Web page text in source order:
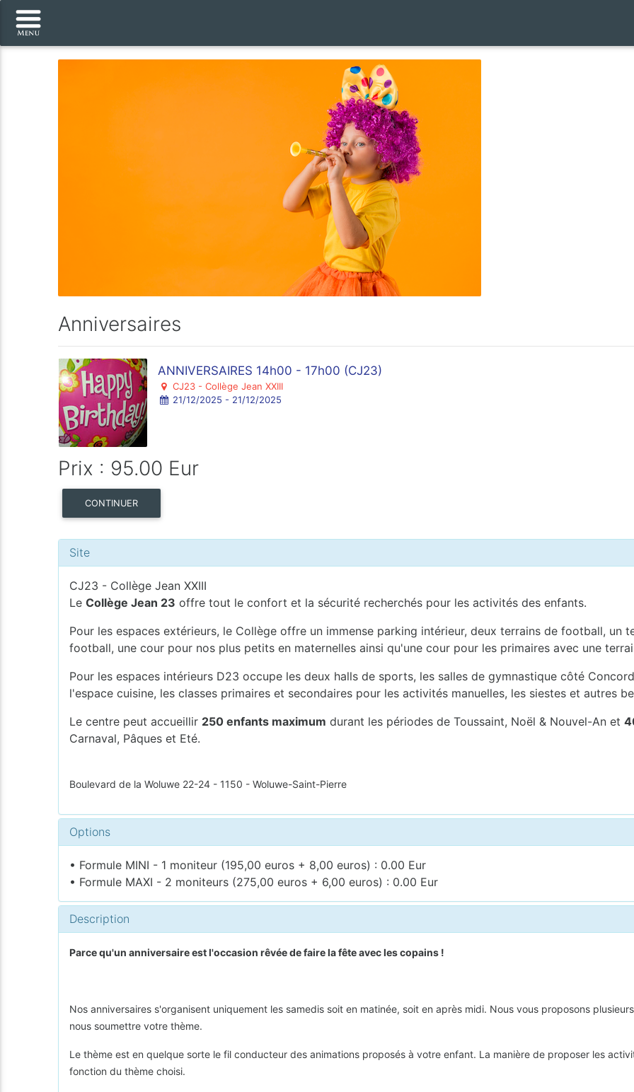
Anniversaires
ANNIVERSAIRES 14h00 - 17h00 (CJ23)
CJ23 - Collège Jean XXIII
21/12/2025 - 21/12/2025
Prix : 95.00 Eur
CONTINUER
Site
CJ23 - Collège Jean XXIII
LeCollège Jean 23 offre tout le confort et la sécurité recherchés pour les activités des enfants.
Pour les espaces extérieurs, le Collège offre un immense parking intérieur, deux terrains de football, un
football, une cour pour nos plus petits en maternelles ainsi qu'une cour pour les primaires avec une
Pour les espaces intérieurs D23 occupe les deux halls de sports, les salles de gymnastique côté
l'espace cuisine, les classes primaires et secondaires pour les activités manuelles, les siestes et autres
Le centre peut accueillir 250 enfants maximum durant les périodes de Toussaint, Noël & Nouvel-An et
Carnaval, Pâques et Eté.
Boulevard de la Woluwe 22-24 - 1150 - Woluwe-Saint-Pierre
Options
• Formule MINI - 1 moniteur (195,00 euros + 8,00 euros) : 0.00 Eur
• Formule MAXI - 2 moniteurs (275,00 euros + 6,00 euros) : 0.00 Eur
Description
Parce qu'un anniversaire est l'occasion rêvée de faire la fête avec les copains !
Nos anniversaires s'organisent uniquement les samedis soit en matinée, soit en après midi. Nous vous proposons
nous soumettre votre thème.
Le thème est en quelque sorte le fil conducteur des animations proposés à votre enfant. La manière de proposer les
fonction du thème choisi.